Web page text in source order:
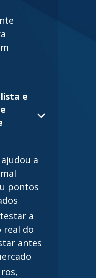
e
a
pontos
a
real do
antes